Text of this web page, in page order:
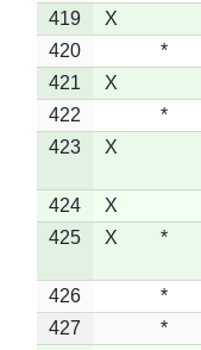
419
X
420
*
421
X
422
*
423
X
424 X
425
X *
426 *
427
*